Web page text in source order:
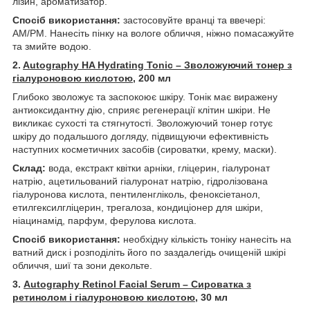
Спосіб використання: застосовуйте вранці та ввечері:
AM/PM. Нанесіть пінку на вологе обличчя, ніжно помасажуйте
та змийте водою.
2. Autography HA Hydrating Tonic – Зволожуючий тонер з
гіалуроновою кислотою, 200 мл
Глибоко зволожує та заспокоює шкіру. Тонік має виражену
антиоксидантну дію, сприяє регенерації клітин шкіри. Не
викликає сухості та стягнутості. Зволожуючий тонер готує
шкіру до подальшого догляду, підвищуючи ефективність
наступних косметичних засобів (сироватки, крему, маски).
Склад: вода, екстракт квітки арніки, гліцерин, гіалуронат
натрію, ацетильований гіалуронат натрію, гідролізована
гіалуронова кислота, пентиленгліколь, феноксіетанол,
етилгексилгліцерин, трегалоза, кондиціонер для шкіри,
ніацинамід, парфум, ферулова кислота.
Спосіб використання: необхідну кількість тоніку нанесіть на
ватний диск і розподіліть його по заздалегідь очищеній шкірі
обличчя, шиї та зони декольте.
3. Autography Retinol Facial Serum – Сироватка з
ретинолом і гіалуроновою кислотою, 30 мл